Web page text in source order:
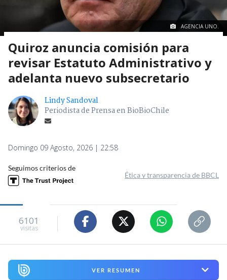
AGENCIA UNO.
Quiroz anuncia comisión para
revisar Estatuto Administrativo y
adelanta nuevo subsecretario
Lindy Sandoval
Periodista de Prensa en BioBioChile
Domingo 09 Agosto, 2026 | 22:58
Seguimos criterios de
Ética y transparencia de BBCL
6101
visitas
VER RESUMEN